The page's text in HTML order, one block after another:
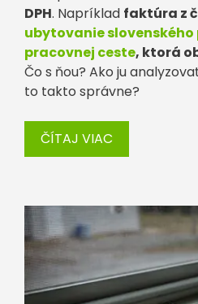
DPH. Napríklad faktúra z
ubytovanie
pracovnej ceste, ktorá
Čo s ňou? Ako ju
to takto správne?
ČÍTAJ VIAC